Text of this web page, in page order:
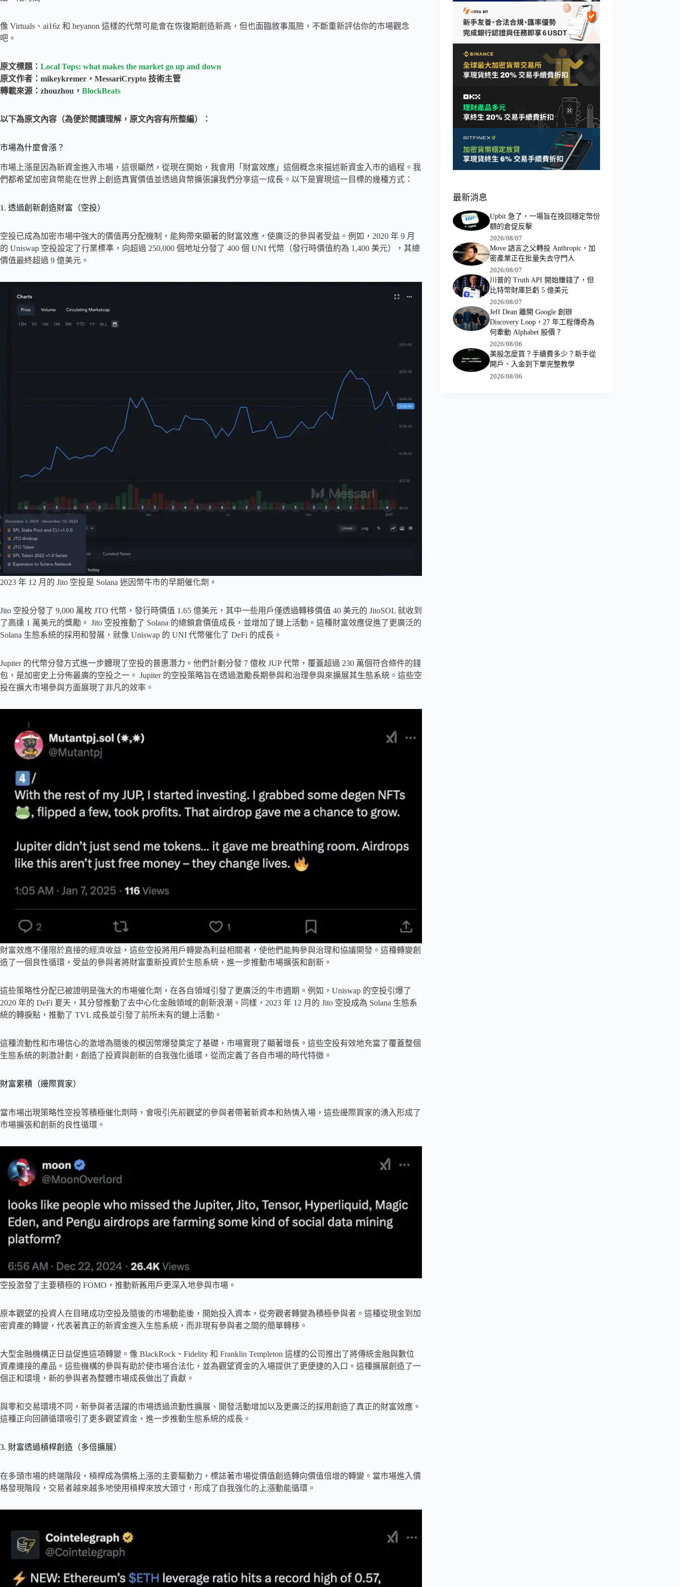
像 Virtuals、ai16z 和 heyanon 這樣的代幣可能會在恢復期創造新高，但也面臨敘事風險，不斷重新評估你的市場觀念
吧。
原文標題： Local Tops: what makes the market go up and down
原文作者：mikeykremer，MessariCrypto 技術主管
轉載來源：zhouzhou， BlockBeats
以下為原文內容（為便於閱讀理解，原文內容有所整編）：
市場為什麼會漲？
市場上漲是因為新資金進入市場，這很顯然，從現在開始，我會用「財富效應」這個概念來描述新資金入市的過程。我
們都希望加密貨幣能在世界上創造真實價值並透過貨幣擴張讓我們分享這一成長。以下是實現這一目標的幾種方式：
1. 透過創新創造財富（空投）
空投已成為加密市場中強大的價值再分配機制，能夠帶來顯著的財富效應，使廣泛的參與者受益。例如，2020 年 9 月
的 Uniswap 空投設定了行業標準，向超過 250,000 個地址分發了 400 個 UNI 代幣（發行時價值約為 1,400 美元），其總
價值最終超過 9 億美元。
2023 年 12 月的 Jito 空投是 Solana 迷因幣牛市的早期催化劑。
Jito 空投分發了 9,000 萬枚 JTO 代幣，發行時價值 1.65 億美元，其中一些用戶僅透過轉移價值 40 美元的 JitoSOL 就收到
了高達 1 萬美元的獎勵。 Jito 空投推動了 Solana 的總鎖倉價值成長，並增加了鏈上活動。這種財富效應促進了更廣泛的
Solana 生態系統的採用和發展，就像 Uniswap 的 UNI 代幣催化了 DeFi 的成長。
Jupiter 的代幣分發方式進一步體現了空投的普惠潛力。他們計劃分發 7 億枚 JUP 代幣，覆蓋超過 230 萬個符合條件的錢
包，是加密史上分佈最廣的空投之一。 Jupiter 的空投策略旨在透過激勵長期參與和治理參與來擴展其生態系統。這些空
投在擴大市場參與方面展現了非凡的效率。
財富效應不僅限於直接的經濟收益，這些空投將用戶轉變為利益相關者，使他們能夠參與治理和協議開發。這種轉變創
造了一個良性循環，受益的參與者將財富重新投資於生態系統，進一步推動市場擴張和創新。
這些策略性分配已被證明是強大的市場催化劑，在各自領域引發了更廣泛的牛市週期。例如，Uniswap 的空投引爆了
2020 年的 DeFi 夏天，其分發推動了去中心化金融領域的創新浪潮。同樣，2023 年 12 月的 Jito 空投成為 Solana 生態系
統的轉捩點，推動了 TVL 成長並引發了前所未有的鏈上活動。
這種流動性和市場信心的激增為隨後的模因幣爆發奠定了基礎，市場實現了顯著增長。這些空投有效地充當了覆蓋整個
生態系統的刺激計劃，創造了投資與創新的自我強化循環，從而定義了各自市場的時代特徵。
財富累積（邊際買家）
當市場出現策略性空投等積極催化劑時，會吸引先前觀望的參與者帶著新資本和熱情入場，這些邊際買家的湧入形成了
市場擴張和創新的良性循環。
空投激發了主要積極的 FOMO，推動新舊用戶更深入地參與市場。
原本觀望的投資人在目睹成功空投及隨後的市場動能後，開始投入資本，從旁觀者轉變為積極參與者。這種從現金到加
密資產的轉變，代表著真正的新資金進入生態系統，而非現有參與者之間的簡單轉移。
大型金融機構正日益促進這項轉變。像 BlackRock、Fidelity 和 Franklin Templeton 這樣的公司推出了將傳統金融與數位
資產連接的產品。這些機構的參與有助於使市場合法化，並為觀望資金的入場提供了更便捷的入口。這種擴展創造了一
個正和環境，新的參與者為整體市場成長做出了貢獻。
與零和交易環境不同，新參與者活躍的市場透過流動性擴展、開發活動增加以及更廣泛的採用創造了真正的財富效應。
這種正向回饋循環吸引了更多觀望資金，進一步推動生態系統的成長。
3. 財富透過槓桿創造（多倍擴展）
在多頭市場的終端階段，槓桿成為價格上漲的主要驅動力，標誌著市場從價值創造轉向價值倍增的轉變。當市場進入價
格發現階段，交易者越來越多地使用槓桿來放大頭寸，形成了自我強化的上漲動能循環。
最新消息
Upbit 急了，一場旨在挽回穩定幣份
額的倉促反擊
2026/08/07
Move 語言之父轉投 Anthropic，加
密產業正在批量失去守門人
2026/08/07
川普的 Truth API 開始賺錢了，但
比特幣財庫巨虧 5 億美元
2026/08/07
Jeff Dean 離開 Google 創辦
Discovery Loop，27 年工程傳奇為
何牽動 Alphabet 股價？
2026/08/06
美股怎麼買？手續費多少？新手從
開戶、入金到下單完整教學
2026/08/06